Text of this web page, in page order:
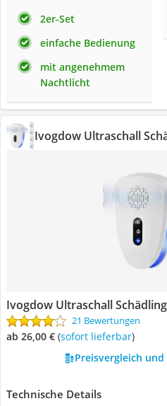
2er-Set
einfache Bedienung
mit angenehmem
Nachtlicht
Ivogdow Ultraschall
Ivogdow Ultraschall
21 Bewertungen
ab 26,00 € ( Sofort lieferbar)
Preisvergleich
Technische Details